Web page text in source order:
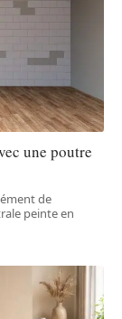
une poutre
de
peinte en